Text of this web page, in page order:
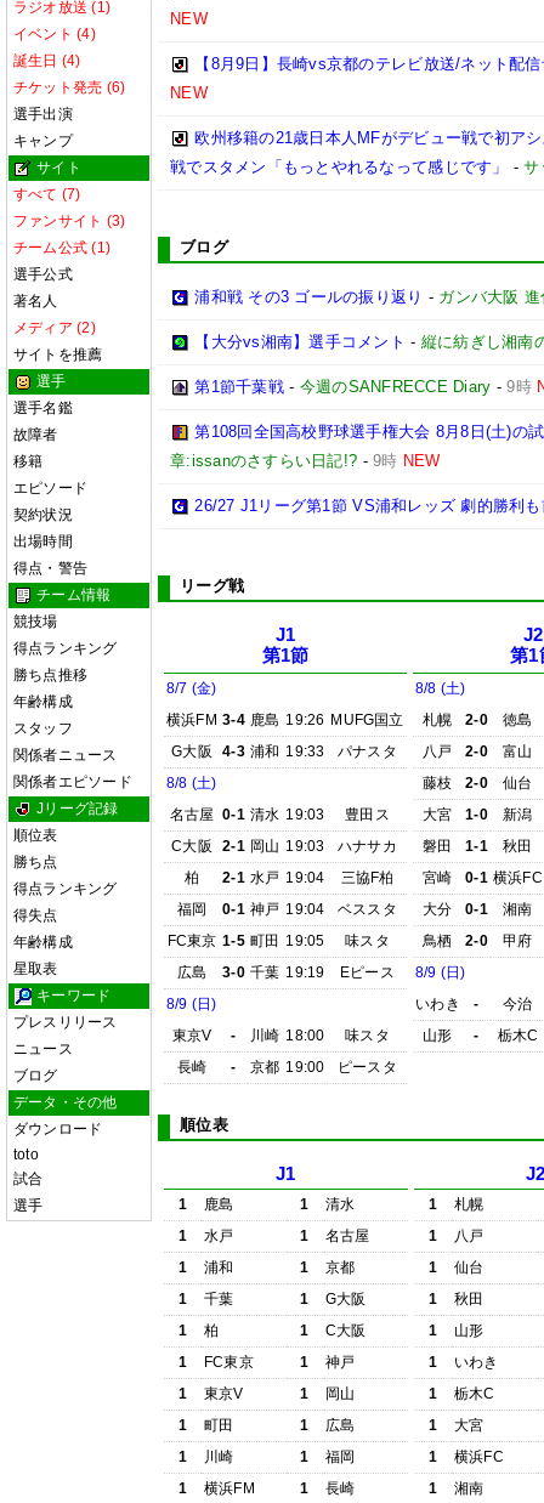
ラジオ放送 (1)
イベント (4)
誕生日 (4)
チケット発売 (6)
選手出演
キャンプ
サイト
すべて (7)
ファンサイト (3)
チーム公式 (1)
選手公式
著名人
メディア (2)
サイトを推薦
選手
選手名鑑
故障者
移籍
エピソード
契約状況
出場時間
得点・警告
チーム情報
競技場
得点ランキング
勝ち点推移
年齢構成
スタッフ
関係者ニュース
関係者エピソード
Jリーグ記録
順位表
勝ち点
得点ランキング
得失点
年齢構成
星取表
キーワード
プレスリリース
ニュース
ブログ
データ・その他
ダウンロード
toto
試合
選手
NEW
【8月9日】長崎vs京都のテレビ放送/ネット配
NEW
欧州移籍の21歳日本人MFがデビュー戦で初ア
戦でスタメン「もっとやれるなって感じです」
-サ
ブログ
浦和戦 その3 ゴールの振り返り - ガンバ大阪 進
【大分vs湘南】選手コメント - 縦に紡ぎし湘南
第1節千葉戦- 今週のSANFRECCE Diary -9時
第108回全国高校野球選手権大会 8月8日(土)の
章:issanのさすらい日記!? -9時 NEW
26/27 J1リーグ第1節 VS浦和レッズ 劇的勝利
リーグ戦
J1
第1節
8/7 (金)
横浜FM 3-4 鹿島 19:26 MUFG国立
G大阪
4-3 浦和 19:33
パナスタ
8/8 (土)
名古屋 0-1 清水 19:03
豊田ス
C大阪
2-1 岡山 19:03
ハナサカ
柏
2-1 水戸 19:04
三協F柏
福岡
0-1 神戸 19:04
ベススタ
FC東京 1-5 町田 19:05
味スタ
広島
3-0 千葉 19:19
Eピース
8/9 (日)
東京V
- 川崎 18:00
味スタ
長崎
- 京都 19:00 ピースタ
J2
第1
8/8 (土)
札幌
2-0
徳島
八戸
2-0
富山
藤枝
2-0
仙台
大宮
1-0
新潟
磐田
1-1
秋田
宮崎
0-1 横浜FC
大分
0-1
湘南
鳥栖
2-0
甲府
8/9 (日)
いわき
-
今治
山形
- 栃木C
順位表
J1
1 鹿島 1
清水
1
水戸 1
名古屋
1
浦和 1
京都
1
千葉 1
G大阪
1
柏 1
C大阪
1
FC東京 1
神戸
1
東京V 1
岡山
1
町田 1
広島
1
川崎 1
福岡
1
横浜FM 1 長崎
1
札幌
1
八戸
1
仙台
1
秋田
1
山形
1
いわき
1
栃木C
1
大宮
1
横浜FC
1
湘南